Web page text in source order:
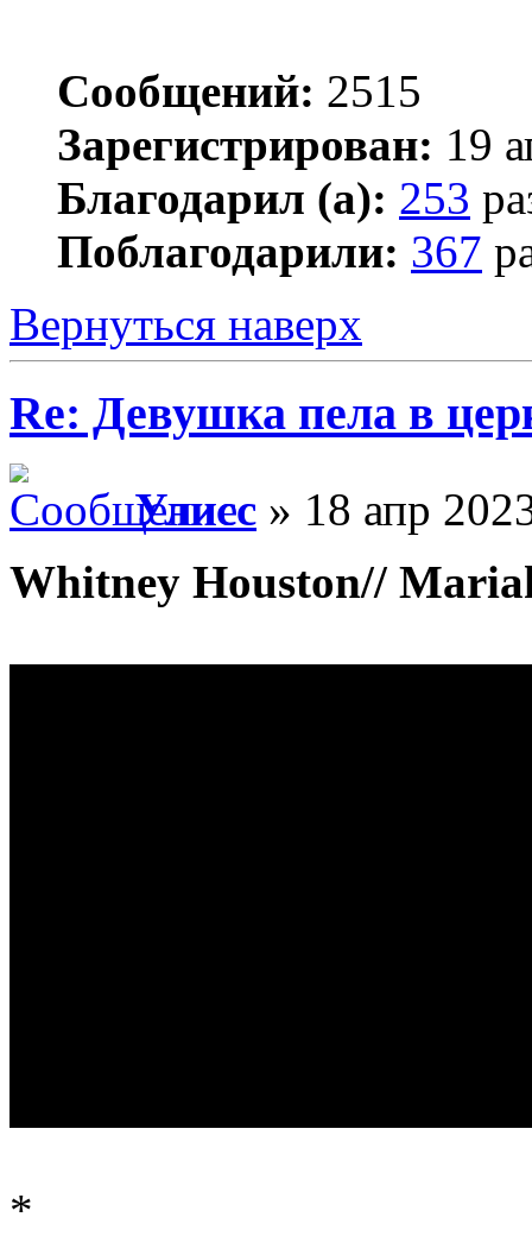
Сообщений: 2515
Зарегистрирован: 19
Благодарил (а): 253
Поблагодарили: 367
Вернуться наверх
Re: Девушка пела в
Улисс » 18 апр
Whitney Houston//
*